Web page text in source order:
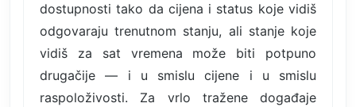
dostupnosti tako da cijena i status koje vidiš
odgovaraju trenutnom stanju, ali stanje koje
vidiš za sat vremena može biti potpuno
drugačije — i u smislu cijene i u smislu
raspoloživosti. Za vrlo tražene događaje